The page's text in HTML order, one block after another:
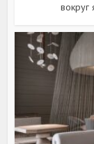
вокруг